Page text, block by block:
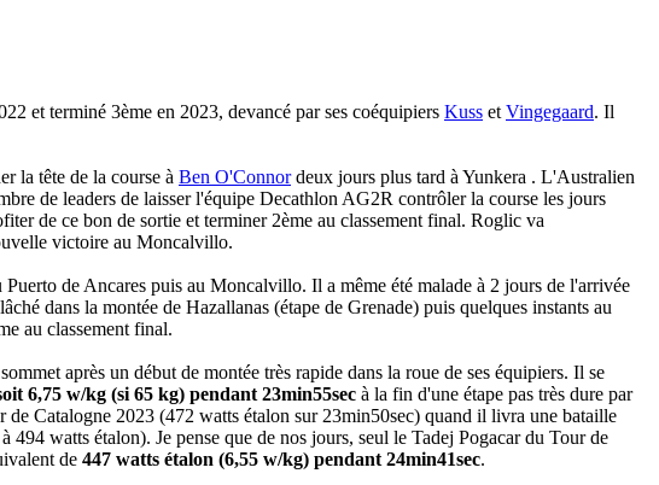
et terminé 3ème en 2023, devancé par ses coéquipiers Kuss et Vingegaard. Il
la tête de la course à Ben O'Connordeux jours plus tard à Yunkera . L'Australien
de leaders de laisser l'équipe Decathlon AG2R contrôler la course les jours
de ce bon de sortie et terminer 2ème au classement final. Roglic va
victoire au Moncalvillo.
de Ancares puis au Moncalvillo. Il a même été malade à 2 jours de l'arrivée
dans la montée de Hazallanas (étape de Grenade) puis quelques instants au
au classement final.
après un début de montée très rapide dans la roue de ses équipiers. Il se
6,75 w/kg (si 65 kg) pendant 23min55sec à la fin d'une étape pas très dure par
Catalogne 2023 (472 watts étalon sur 23min50sec) quand il livra une bataille
watts étalon). Je pense que de nos jours, seul le Tadej Pogacar du Tour de
de 447 watts étalon (6,55 w/kg) pendant 24min41sec.